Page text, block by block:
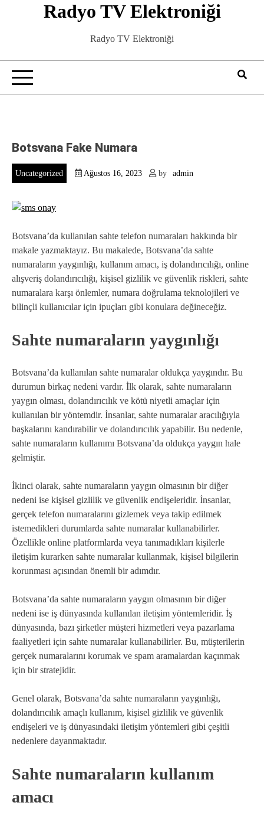
Radyo TV Elektroniği
Radyo TV Elektroniği
Botsvana Fake Numara
Uncategorized Ağustos 16, 2023 by admin
Botsvana’da kullanılan sahte telefon numaraları hakkında bir
makale yazmaktayız. Bu makalede, Botsvana’da sahte
numaraların yaygınlığı, kullanım amacı, iş dolandırıcılığı, online
alışveriş dolandırıcılığı, kişisel gizlilik ve güvenlik riskleri, sahte
numaralara karşı önlemler, numara doğrulama teknolojileri ve
bilinçli kullanıcılar için ipuçları gibi konulara değineceğiz.
Sahte numaraların yaygınlığı
Botsvana’da kullanılan sahte numaralar oldukça yaygındır. Bu
durumun birkaç nedeni vardır. İlk olarak, sahte numaraların
yaygın olması, dolandırıcılık ve kötü niyetli amaçlar için
kullanılan bir yöntemdir. İnsanlar, sahte numaralar aracılığıyla
başkalarını kandırabilir ve dolandırıcılık yapabilir. Bu nedenle,
sahte numaraların kullanımı Botsvana’da oldukça yaygın hale
gelmiştir.
İkinci olarak, sahte numaraların yaygın olmasının bir diğer
nedeni ise kişisel gizlilik ve güvenlik endişeleridir. İnsanlar,
gerçek telefon numaralarını gizlemek veya takip edilmek
istemedikleri durumlarda sahte numaralar kullanabilirler.
Özellikle online platformlarda veya tanımadıkları kişilerle
iletişim kurarken sahte numaralar kullanmak, kişisel bilgilerin
korunması açısından önemli bir adımdır.
Botsvana’da sahte numaraların yaygın olmasının bir diğer
nedeni ise iş dünyasında kullanılan iletişim yöntemleridir. İş
dünyasında, bazı şirketler müşteri hizmetleri veya pazarlama
faaliyetleri için sahte numaralar kullanabilirler. Bu, müşterilerin
gerçek numaralarını korumak ve spam aramalardan kaçınmak
için bir stratejidir.
Genel olarak, Botsvana’da sahte numaraların yaygınlığı,
dolandırıcılık amaçlı kullanım, kişisel gizlilik ve güvenlik
endişeleri ve iş dünyasındaki iletişim yöntemleri gibi çeşitli
nedenlere dayanmaktadır.
Sahte numaraların kullanım
amacı